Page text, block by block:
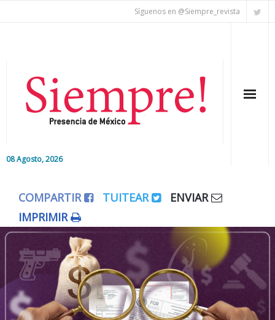
Síguenos en @Siempre_revista
08 Agosto, 2026
Editorial
Colaboradores
Internacional
COMPARTIR TUITEAR
ENVIAR
IMPRIMIR